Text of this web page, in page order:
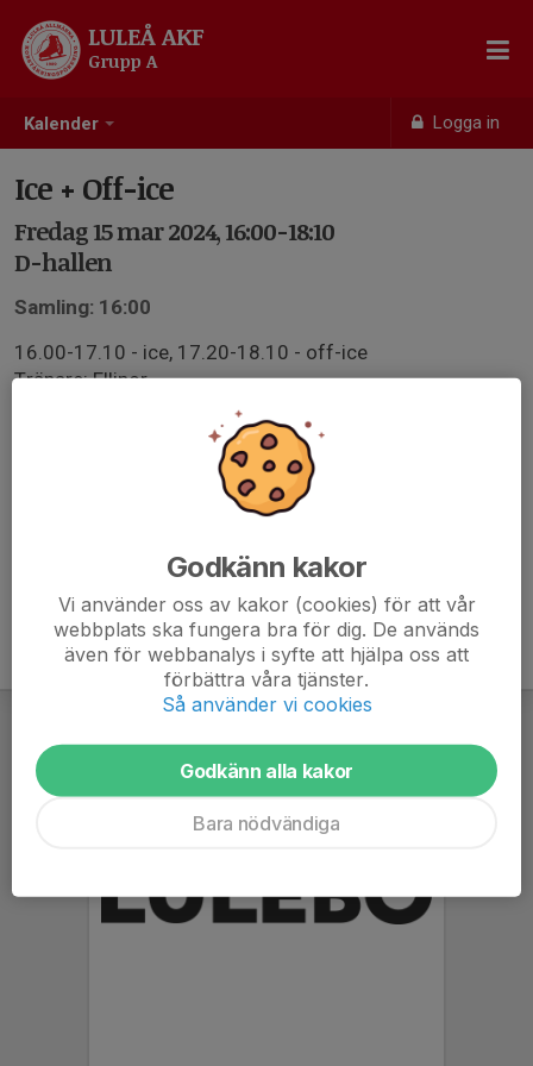
Kalender Logga in
LULEÅ AKF
Grupp A
Ice + Off-ice
Fredag 15 mar 2024, 16:00-18:10
D-hallen
Samling: 16:00
16.00-17.10 - ice, 17.20-18.10 - off-ice
Tränare: Ellinor
Godkänn kakor
Vi använder oss av kakor (cookies) för att vår
webbplats ska fungera bra för dig. De används
även för webbanalys i syfte att hjälpa oss att
förbättra våra tjänster.
Så använder vi cookies
Godkänn alla kakor
Bara nödvändiga